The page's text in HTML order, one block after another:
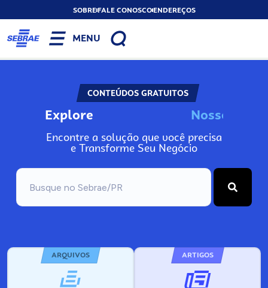
SOBREFALE CONOSCOENDEREÇOS
MENU
CONTEÚDOS GRATUITOS
Explore No
Encontre a solução que você precisa
e Transforme Seu Negócio
ARQUIVOS ARTIGOS